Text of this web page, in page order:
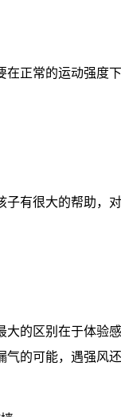
正常的运动强度
有很大的帮助，
大的区别在于体验
的可能，遇强风